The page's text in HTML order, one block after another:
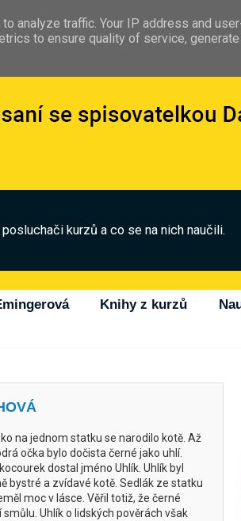
kurzů a co se na nich naučili.
Knihy z kurzů
na jednom statku se narodilo kotě. Až
očka bylo dočista černé jako uhlí.
dostal jméno Uhlík. Uhlík byl
bystré a zvídavé kotě. Sedlák ze statku
moc v lásce. Věřil totiž, že černé
smůlu. Uhlík o lidských pověrách však
analyze traffic. Your IP address and
to ensure quality of service,